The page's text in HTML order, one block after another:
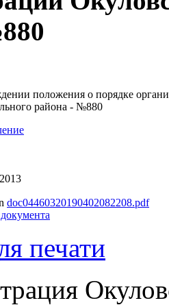
положения о порядке
района - №880
doc04460320190402082208.pdf
печати